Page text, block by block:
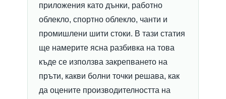
приложения като дънки, работно
облекло, спортно облекло, чанти и
промишлени шити стоки. В тази статия
ще намерите ясна разбивка на това
къде се използва закрепването на
пръти, какви болни точки решава, как
да оцените производителността на